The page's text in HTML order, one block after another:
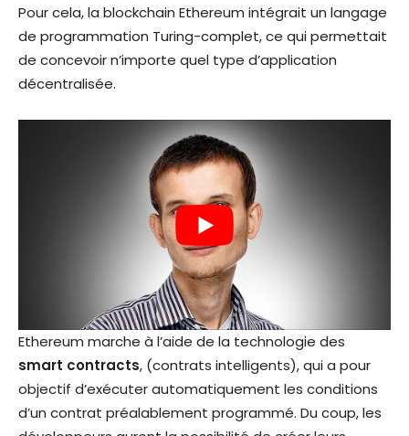
Pour cela, la blockchain Ethereum intégrait un langage
de programmation Turing-complet, ce qui permettait
de concevoir n’importe quel type d’application
décentralisée.
Ethereum marche à l’aide de la technologie des
smart contracts, (contrats intelligents), qui a pour
objectif d’exécuter automatiquement les conditions
d’un contrat préalablement programmé. Du coup, les